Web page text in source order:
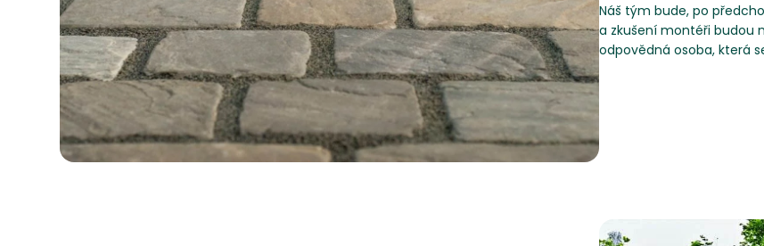
Náš tým bude, po
a zkušení montéři budou
odpovědná osoba, která